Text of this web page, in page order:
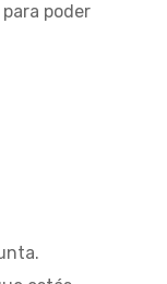
poder